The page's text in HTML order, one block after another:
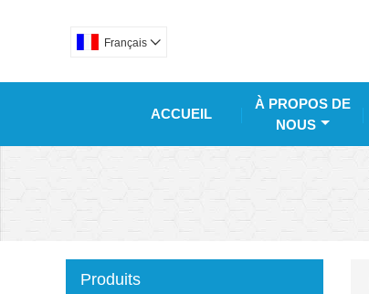
Français 
ACCUEIL
À PROPOS DE
NOUS
Produits